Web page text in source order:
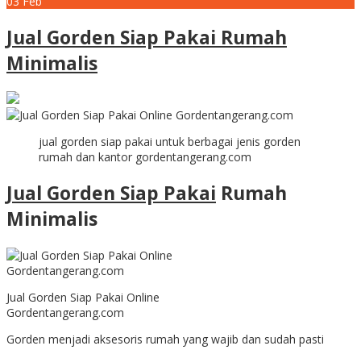
Jual Gorden Siap Pakai Rumah
Minimalis
jual gorden siap pakai untuk berbagai jenis gorden
rumah dan kantor gordentangerang.com
Jual Gorden Siap Pakai Rumah
Minimalis
Jual Gorden Siap Pakai Online
Gordentangerang.com
Gorden menjadi aksesoris rumah yang wajib dan sudah pasti